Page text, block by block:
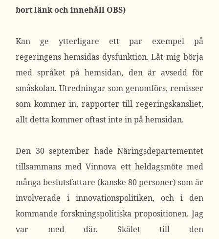
bort länk och innehåll OBS)
Kan ge ytterligare ett par exempel på
regeringens hemsidas dysfunktion. Låt mig börja
med språket på hemsidan, den är avsedd för
småskolan. Utredningar som genomförs, remisser
som kommer in, rapporter till regeringskansliet,
allt detta kommer oftast inte in på hemsidan.
Den 30 september hade Näringsdepartementet
tillsammans med Vinnova ett heldagsmöte med
många beslutsfattare (kanske 80 personer) som är
involverade i innovationspolitiken, och i den
kommande forskningspolitiska propositionen. Jag
var med där. Skälet till den